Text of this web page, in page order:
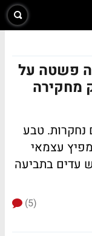
פשטה על
מחקירה
נחקרות. טבע
עצמאי
עדים בתביעה
(5)